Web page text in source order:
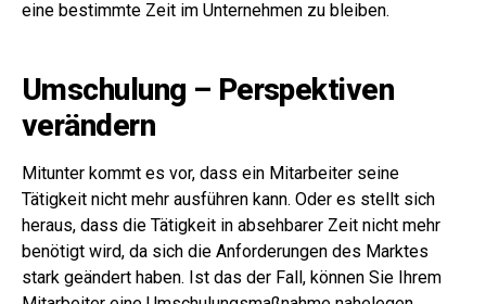
eine bestimmte Zeit im Unternehmen zu bleiben.
Umschulung – Perspektiven
verändern
Mitunter kommt es vor, dass ein Mitarbeiter seine
Tätigkeit nicht mehr ausführen kann. Oder es stellt sich
heraus, dass die Tätigkeit in absehbarer Zeit nicht mehr
benötigt wird, da sich die Anforderungen des Marktes
stark geändert haben. Ist das der Fall, können Sie Ihrem